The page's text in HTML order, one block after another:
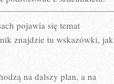
pojawia się temat
znajdzie tu wskazówki, jak
na dalszy plan, a na